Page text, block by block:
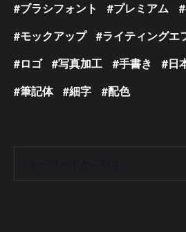
ブラシフォント
プレミアム
モックアップ
ライティングエ
ロゴ
写真加工 手書き
日
筆記体
細字 配色